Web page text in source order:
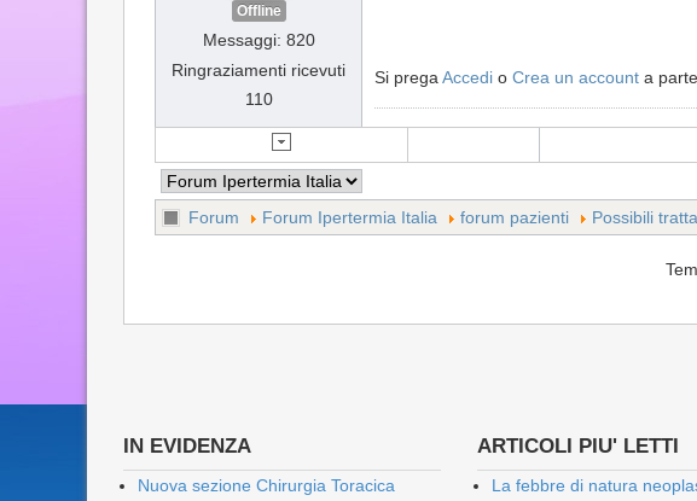
Offline
Messaggi: 820
Ringraziamenti ricevuti
110
Si prega Accedi o Crea un account a
Forum Forum Ipertermia Italia forum pazienti Possibili
IN EVIDENZA
Nuova sezione Chirurgia Toracica
ARTICOLI PIU' LETTI
La febbre di natura